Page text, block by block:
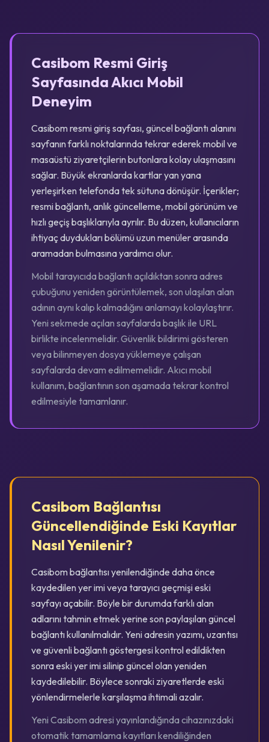
Casibom Resmi Giriş
Sayfasında Akıcı Mobil
Deneyim
Casibom resmi giriş sayfası, güncel bağlantı alanını
sayfanın farklı noktalarında tekrar ederek mobil ve
masaüstü ziyaretçilerin butonlara kolay ulaşmasını
sağlar. Büyük ekranlarda kartlar yan yana
yerleşirken telefonda tek sütuna dönüşür. İçerikler;
resmi bağlantı, anlık güncelleme, mobil görünüm ve
hızlı geçiş başlıklarıyla ayrılır. Bu düzen, kullanıcıların
ihtiyaç duydukları bölümü uzun menüler arasında
aramadan bulmasına yardımcı olur.
Mobil tarayıcıda bağlantı açıldıktan sonra adres
çubuğunu yeniden görüntülemek, son ulaşılan alan
adının aynı kalıp kalmadığını anlamayı kolaylaştırır.
Yeni sekmede açılan sayfalarda başlık ile URL
birlikte incelenmelidir. Güvenlik bildirimi gösteren
veya bilinmeyen dosya yüklemeye çalışan
sayfalarda devam edilmemelidir. Akıcı mobil
kullanım, bağlantının son aşamada tekrar kontrol
edilmesiyle tamamlanır.
Casibom Bağlantısı
Güncellendiğinde Eski Kayıtlar
Nasıl Yenilenir?
Casibom bağlantısı yenilendiğinde daha önce
kaydedilen yer imi veya tarayıcı geçmişi eski
sayfayı açabilir. Böyle bir durumda farklı alan
adlarını tahmin etmek yerine son paylaşılan güncel
bağlantı kullanılmalıdır. Yeni adresin yazımı, uzantısı
ve güvenli bağlantı göstergesi kontrol edildikten
sonra eski yer imi silinip güncel olan yeniden
kaydedilebilir. Böylece sonraki ziyaretlerde eski
yönlendirmelerle karşılaşma ihtimali azalır.
Yeni Casibom adresi yayınlandığında cihazınızdaki
otomatik tamamlama kayıtları kendiliğinden